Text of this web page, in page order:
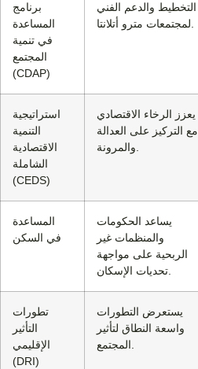
برنامج
المساعدة
في تنمية
المجتمع
(CDAP)
التخطيط والدعم الفني
لمجتمعات مترو أتلانتا.
استراتيجية
التنمية
الاقتصادية
الشاملة
(CEDS)
يعزز الرخاء الاقتصادي
مع التركيز على العدالة
والمرونة.
المساعدة
في السكن
يساعد الحكومات
والمنظمات غير
الربحية على مواجهة
تحديات الإسكان.
تطورات
التأثير
الإقليمي
(DRI)
يستعرض التطورات
واسعة النطاق لتأثير
المجتمع.